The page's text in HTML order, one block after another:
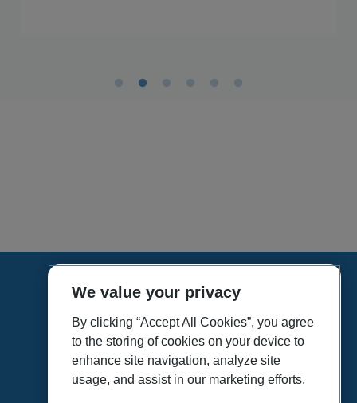
HOME
VÍDEOS
POLÍTICA DE PRIVACIDAD
POLÍTICA DE COOKIES
MAPA DEL SITIO
We value your privacy
By clicking “Accept All Cookies”, you agree
to the storing of cookies on your device to
enhance site navigation, analyze site
usage, and assist in our marketing efforts.